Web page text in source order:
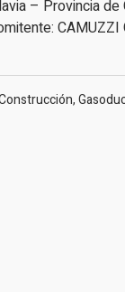
– Provincia de
CAMUZZI
,